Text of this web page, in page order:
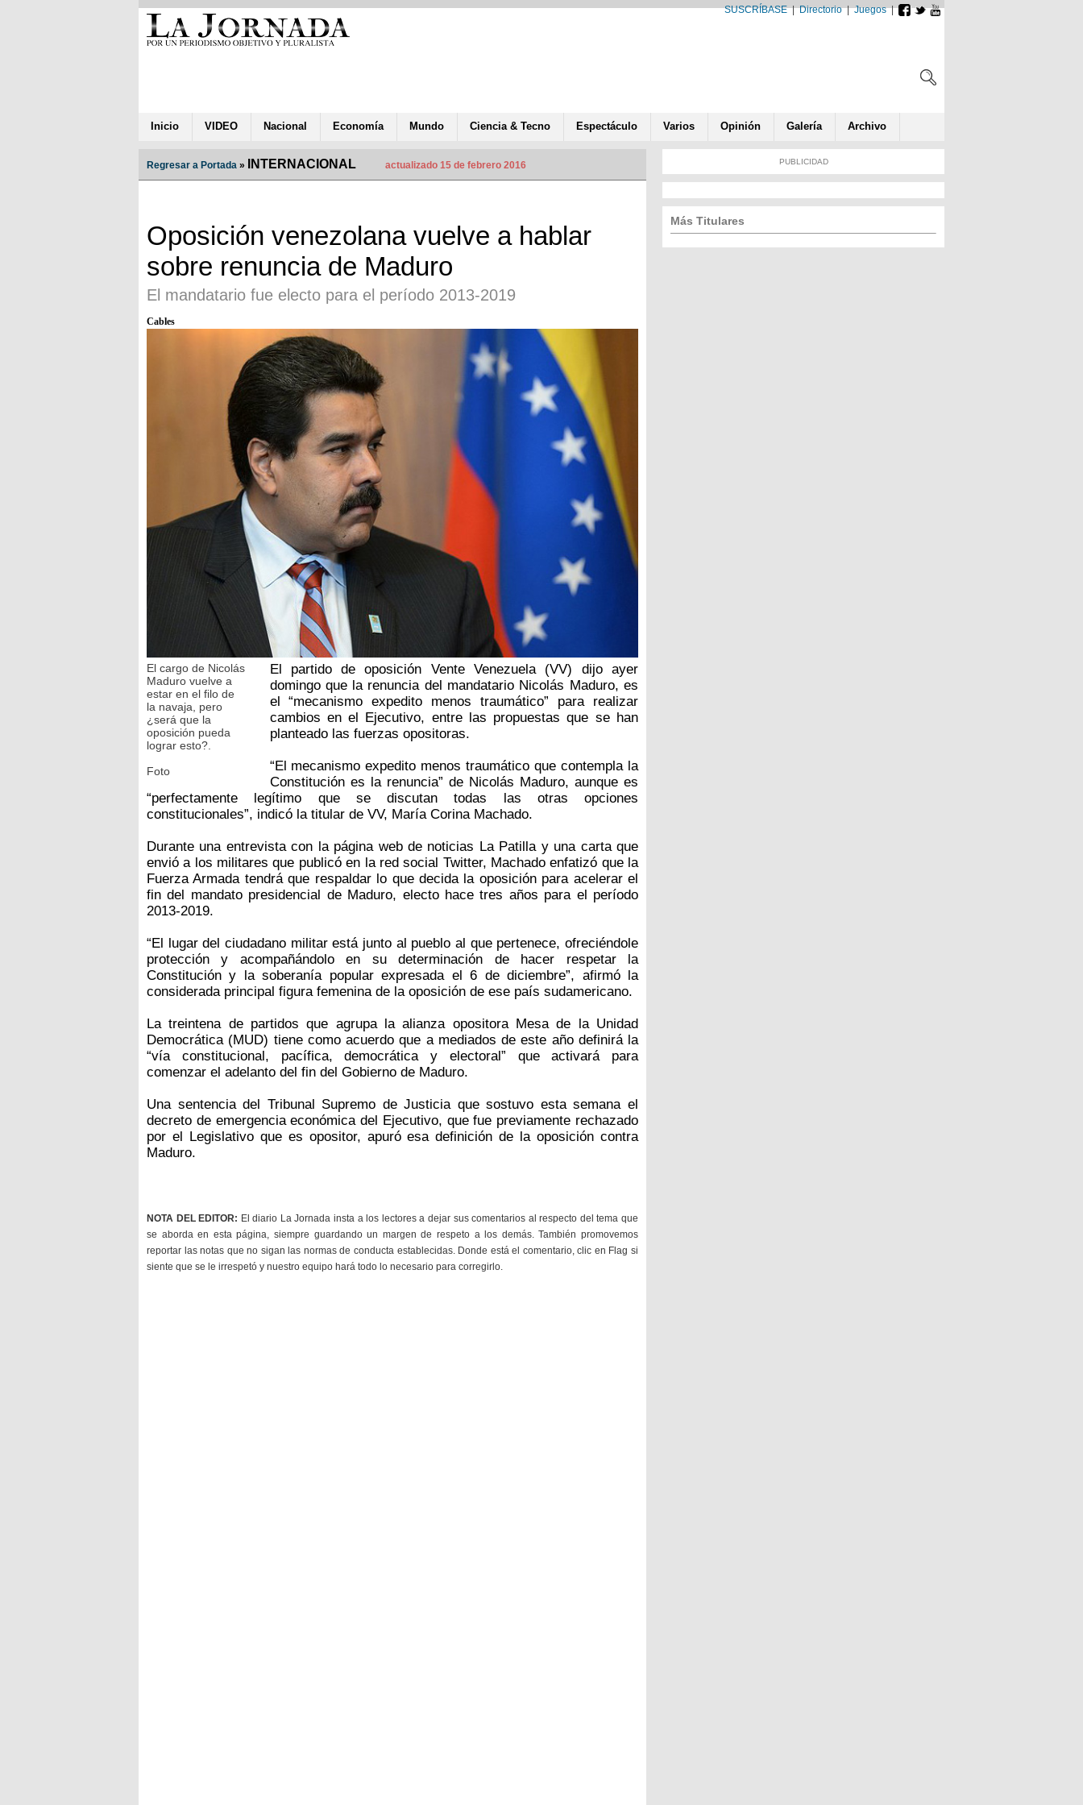
SUSCRÍBASE|Directorio|Juegos|
Inicio VIDEO Nacional Economía Mundo Ciencia & Tecno Espectáculo Varios Opinión Galería Archivo
Regresar a Portada » INTERNACIONAL actualizado 15 de febrero 2016
Oposición venezolana vuelve a hablar
sobre renuncia de Maduro
El mandatario fue electo para el período 2013-2019
Cables
El cargo de Nicolás
Maduro vuelve a
estar en el filo de
la navaja, pero
¿será que la
oposición pueda
lograr esto?.
Foto
El partido de oposición Vente Venezuela (VV) dijo ayer
domingo que la renuncia del mandatario Nicolás Maduro, es
el “mecanismo expedito menos traumático” para realizar
cambios en el Ejecutivo, entre las propuestas que se han
planteado las fuerzas opositoras.
“El mecanismo expedito menos traumático que contempla la
Constitución es la renuncia” de Nicolás Maduro, aunque es
“perfectamente legítimo que se discutan todas las otras opciones
constitucionales”, indicó la titular de VV, María Corina Machado.
Durante una entrevista con la página web de noticias La Patilla y una carta que
envió a los militares que publicó en la red social Twitter, Machado enfatizó que la
Fuerza Armada tendrá que respaldar lo que decida la oposición para acelerar el
fin del mandato presidencial de Maduro, electo hace tres años para el período
2013-2019.
“El lugar del ciudadano militar está junto al pueblo al que pertenece, ofreciéndole
protección y acompañándolo en su determinación de hacer respetar la
Constitución y la soberanía popular expresada el 6 de diciembre”, afirmó la
considerada principal figura femenina de la oposición de ese país sudamericano.
La treintena de partidos que agrupa la alianza opositora Mesa de la Unidad
Democrática (MUD) tiene como acuerdo que a mediados de este año definirá la
“vía constitucional, pacífica, democrática y electoral” que activará para
comenzar el adelanto del fin del Gobierno de Maduro.
Una sentencia del Tribunal Supremo de Justicia que sostuvo esta semana el
decreto de emergencia económica del Ejecutivo, que fue previamente rechazado
por el Legislativo que es opositor, apuró esa definición de la oposición contra
Maduro.
NOTA DEL EDITOR: El diario La Jornada insta a los lectores a dejar sus comentarios al respecto del tema que
se aborda en esta página, siempre guardando un margen de respeto a los demás. También promovemos
reportar las notas que no sigan las normas de conducta establecidas. Donde está el comentario, clic en Flag si
siente que se le irrespetó y nuestro equipo hará todo lo necesario para corregirlo.
PUBLICIDAD
Más Titulares